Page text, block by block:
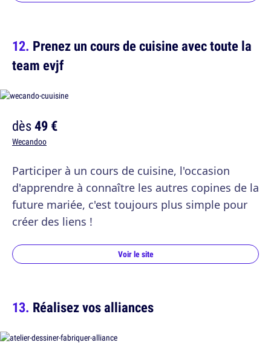
Prenez un cours de cuisine avec toute la
team evjf
dès49 €
Wecandoo
Participer à un cours de cuisine, l'occasion
d'apprendre à connaître les autres copines de la
future mariée, c'est toujours plus simple pour
créer des liens !
Voir le site
Réalisez vos alliances